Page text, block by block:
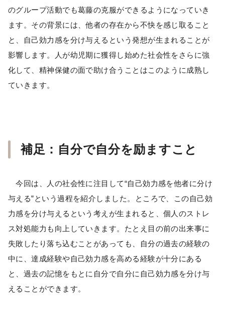
のグループ活動でも葛藤の克服ができるようになっていき
ます。その背景には、他者の存在から不快を感じ取ること
と、自己効力感を分け与えるという発想が生まれることが
影響します。人が幼児期に獲得し始めた社会性をさらに強
化して、精神保健の面で助け合うことはこのように成熟し
ていきます。
補足：自分で自分を励ますこと
今回は、人の社会性に注目して“自己効力感を他者に分け
与える”という過程を紹介しました。ところで、この自己効
力感を分け与えるという考えが生まれると、個人のストレ
ス対処能力も向上していきます。たとえ目の前の出来事に
失敗したり落ち込むことがあっても、自分の過去の経験の
中に、達成経験や自己効力感を高める経験が十分にある
と、過去の記憶をもとに自分で自分に自己効力感を分け与
えることができます。